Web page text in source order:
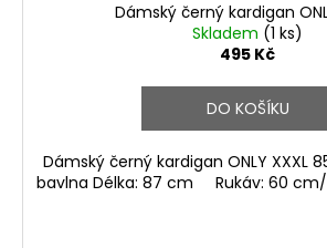
Dámský černý kardigan
Skladem (1 ks)
495 Kč
DO KOŠÍKU
Dámský černý kardigan ONLY XXXL
bavlna Délka: 87 cm Rukáv: 60